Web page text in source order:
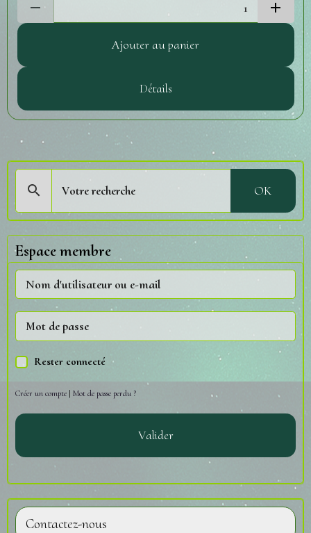
Ajouter au panier
Détails
OK
Espace membre
Rester connecté
Créer un compte | Mot de passe perdu ?
Valider
Contactez-nous